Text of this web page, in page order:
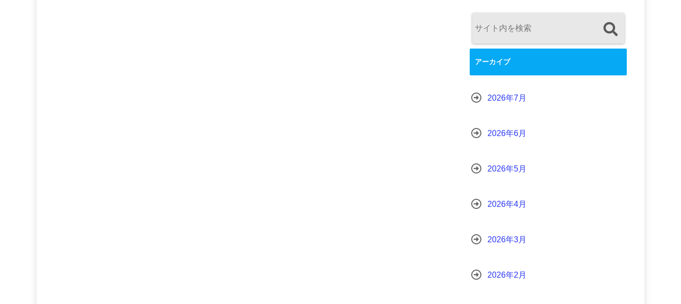
アーカイブ
2026年7月
2026年6月
2026年5月
2026年4月
2026年3月
2026年2月